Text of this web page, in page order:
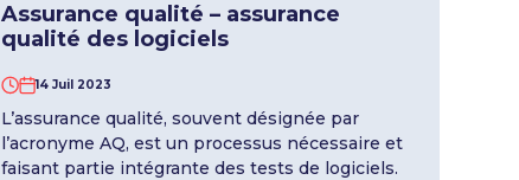
Assurance qualité – assurance
qualité des logiciels
14 Juil 2023
L’assurance qualité, souvent désignée par
l’acronyme AQ, est un processus nécessaire et
faisant partie intégrante des tests de logiciels.